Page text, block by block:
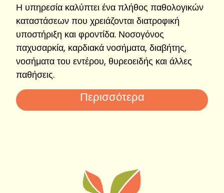
Η υπηρεσία καλύπτει ένα πλήθος παθολογικών
καταστάσεων που χρειάζονται διατροφική
υποστήριξη και φροντίδα. Νοσογόνος
παχυσαρκία, καρδιακά νοσήματα, διαβήτης,
νοσήματα του εντέρου, θυρεοειδής και άλλες
παθήσεις.
Περισσότερα